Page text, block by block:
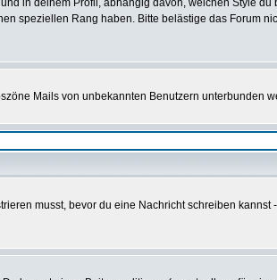
in deinem Profil, abhängig davon, welchen Style
speziellen Rang haben. Bitte belästige das Forum
Mails von unbekannten Benutzern unterbunden
musst, bevor du eine Nachricht schreiben